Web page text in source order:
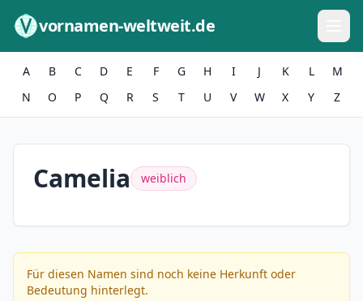
vornamen-weltweit.de
A B C D E F G H I J K L
M
N
O P Q R S T U V W X Y Z
Camelia weiblich
Für diesen Namen sind noch keine Herkunft oder
Bedeutung hinterlegt.